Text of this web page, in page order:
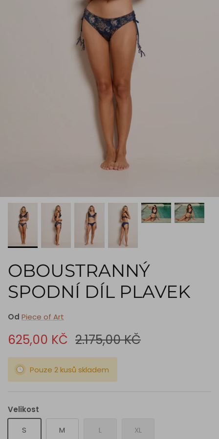
OBOUSTRANNÝ
SPODNÍ DÍL PLAVEK
Od Piece of Art
625,00 KČ 2.175,00 KČ
Pouze 2 kusů skladem
Velikost
S
M L XL